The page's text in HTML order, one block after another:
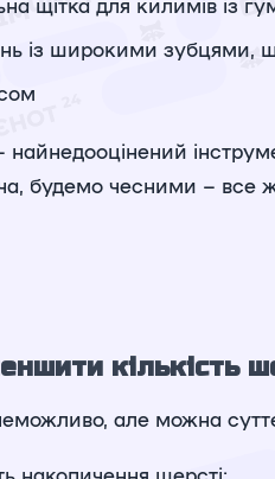
із широкими зубцями,
найнедооцінений
будемо чесними – все
кількість
але можна
накопичення шерсті: